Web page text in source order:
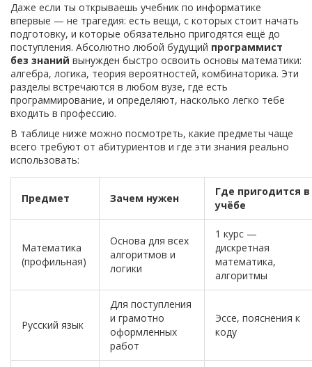
Даже если ты открываешь учебник по информатике
впервые — не трагедия: есть вещи, с которых стоит начать
подготовку, и которые обязательно пригодятся ещё до
поступления. Абсолютно любой будущий программист
без знаний вынужден быстро освоить основы математики:
алгебра, логика, теория вероятностей, комбинаторика. Эти
разделы встречаются в любом вузе, где есть
программирование, и определяют, насколько легко тебе
входить в профессию.
В таблице ниже можно посмотреть, какие предметы чаще
всего требуют от абитуриентов и где эти знания реально
использовать:
Предмет Зачем нужен
Где пригодится в
учёбе
Математика
(профильная)
Основа для всех
алгоритмов и
логики
1 курс —
дискретная
математика,
алгоритмы
Русский язык
Для поступления
и грамотно
оформленных
работ
Эссе, пояснения к
коду